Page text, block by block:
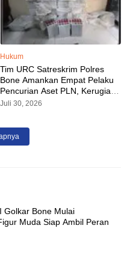
Hukum
Tim URC Satreskrim Polres
Bone Amankan Empat Pelaku
Pencurian Aset PLN, Kerugian
Ditaksir Capai Rp 3 Milyar
Juli 30, 2026
Golkar Bone Mulai
Muda Siap Ambil Peran